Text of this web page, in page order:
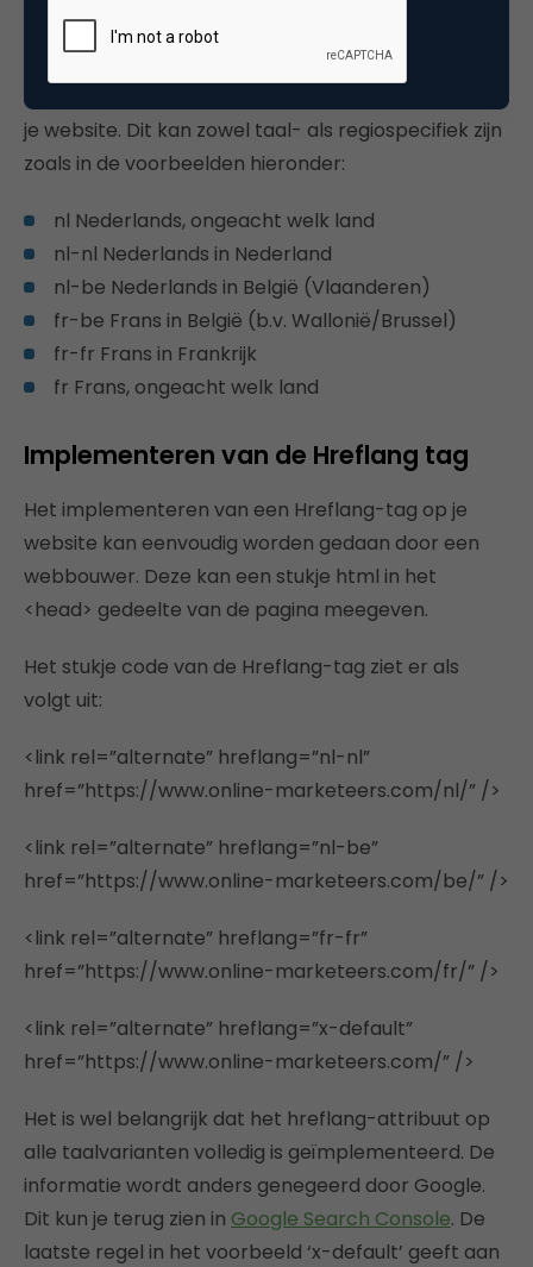
wanneer je vertalingen hebt of specifieke pagina’s
bestemd voor bijvoorbeeld Vlaanderen. Hiermee
informeer je Google over gelokaliseerde versies van
je website. Dit kan zowel taal- als regiospecifiek zijn
zoals in de voorbeelden hieronder:
nl Nederlands, ongeacht welk land
nl-nl Nederlands in Nederland
nl-be Nederlands in België (Vlaanderen)
fr-be Frans in België (b.v. Wallonië/Brussel)
fr-fr Frans in Frankrijk
fr Frans, ongeacht welk land
Implementeren van de Hreflang tag
Het implementeren van een Hreflang-tag op je
website kan eenvoudig worden gedaan door een
webbouwer. Deze kan een stukje html in het
<head> gedeelte van de pagina meegeven.
Het stukje code van de Hreflang-tag ziet er als
volgt uit:
<link rel=”alternate” hreflang=”nl-nl”
href=”https://www.online-marketeers.com/nl/” />
<link rel=”alternate” hreflang=”nl-be”
href=”https://www.online-marketeers.com/be/” />
<link rel=”alternate” hreflang=”fr-fr”
href=”https://www.online-marketeers.com/fr/” />
<link rel=”alternate” hreflang=”x-default”
href=”https://www.online-marketeers.com/” />
Het is wel belangrijk dat het hreflang-attribuut op
alle taalvarianten volledig is geïmplementeerd. De
informatie wordt anders genegeerd door Google.
Dit kun je terug zien in Google Search Console. De
laatste regel in het voorbeeld ‘x-default’ geeft aan